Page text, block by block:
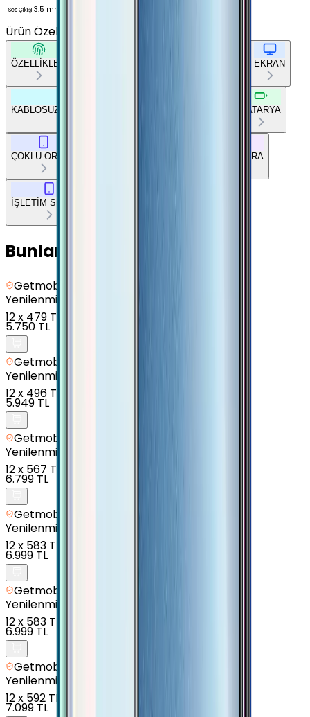
Ses Çıkışı 3.5 mm
Ürün Özellikleri
ÖZELLİKLER EKRAN
KABLOSUZ BAĞLANTILAR BATARYA
ÇOKLU ORTAM KAMERA
İŞLETİM SİSTEMİ
Bunları da Beğenebilirsin
Getmobil Güvencesi
Yenilenmiş
12x 479 TL
5.750 TL
Getmobil Güvencesi
Yenilenmiş
12x 496 TL
5.949 TL
Getmobil Güvencesi
Yenilenmiş
12x 567 TL
6.799 TL
Getmobil Güvencesi
Yenilenmiş
12x 583 TL
6.999 TL
Getmobil Güvencesi
Yenilenmiş
Oppo A16 - 64 GB - Siyah
12x 583 TL
6.999 TL
Getmobil Güvencesi
Yenilenmiş
12x 592 TL
7.099 TL